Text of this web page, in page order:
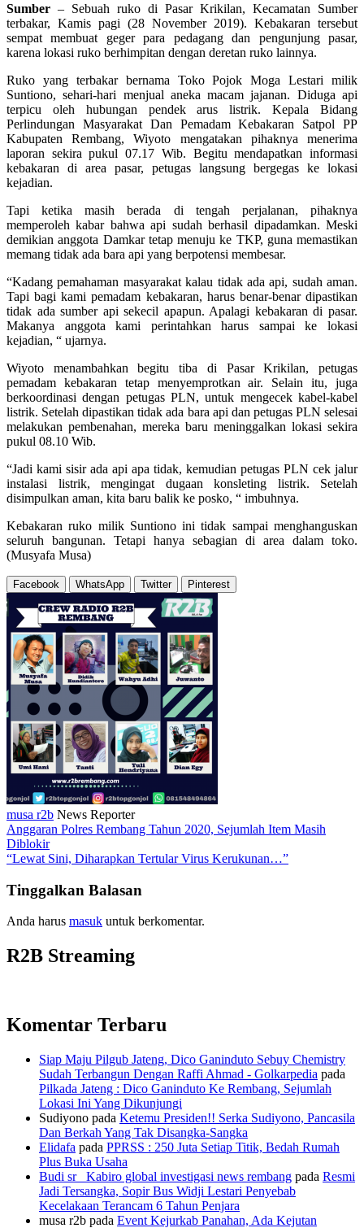
Sumber – Sebuah ruko di Pasar Krikilan, Kecamatan Sumber
terbakar, Kamis pagi (28 November 2019). Kebakaran tersebut
sempat membuat geger para pedagang dan pengunjung pasar,
karena lokasi ruko berhimpitan dengan deretan ruko lainnya.
Ruko yang terbakar bernama Toko Pojok Moga Lestari milik
Suntiono, sehari-hari menjual aneka macam jajanan. Diduga api
terpicu oleh hubungan pendek arus listrik. Kepala Bidang
Perlindungan Masyarakat Dan Pemadam Kebakaran Satpol PP
Kabupaten Rembang, Wiyoto mengatakan pihaknya menerima
laporan sekira pukul 07.17 Wib. Begitu mendapatkan informasi
kebakaran di area pasar, petugas langsung bergegas ke lokasi
kejadian.
Tapi ketika masih berada di tengah perjalanan, pihaknya
memperoleh kabar bahwa api sudah berhasil dipadamkan. Meski
demikian anggota Damkar tetap menuju ke TKP, guna memastikan
memang tidak ada bara api yang berpotensi membesar.
“Kadang pemahaman masyarakat kalau tidak ada api, sudah aman.
Tapi bagi kami pemadam kebakaran, harus benar-benar dipastikan
tidak ada sumber api sekecil apapun. Apalagi kebakaran di pasar.
Makanya anggota kami perintahkan harus sampai ke lokasi
kejadian, “ ujarnya.
Wiyoto menambahkan begitu tiba di Pasar Krikilan, petugas
pemadam kebakaran tetap menyemprotkan air. Selain itu, juga
berkoordinasi dengan petugas PLN, untuk mengecek kabel-kabel
listrik. Setelah dipastikan tidak ada bara api dan petugas PLN selesai
melakukan pembenahan, mereka baru meninggalkan lokasi sekira
pukul 08.10 Wib.
“Jadi kami sisir ada api apa tidak, kemudian petugas PLN cek jalur
instalasi listrik, mengingat dugaan konsleting listrik. Setelah
disimpulkan aman, kita baru balik ke posko, “ imbuhnya.
Kebakaran ruko milik Suntiono ini tidak sampai menghanguskan
seluruh bangunan. Tetapi hanya sebagian di area dalam toko.
(Musyafa Musa)
Facebook WhatsApp Twitter Pinterest
musa r2b News Reporter
Anggaran Polres Rembang Tahun 2020, Sejumlah Item Masih
Diblokir
“Lewat Sini, Diharapkan Tertular Virus Kerukunan…”
Tinggalkan Balasan
Anda harus masuk untuk berkomentar.
R2B Streaming
Komentar Terbaru
Siap Maju Pilgub Jateng, Dico Ganinduto Sebuy Chemistry
Sudah Terbangun Dengan Raffi Ahmad - Golkarpedia pada
Pilkada Jateng : Dico Ganinduto Ke Rembang, Sejumlah
Lokasi Ini Yang Dikunjungi
Sudiyono pada Ketemu Presiden!! Serka Sudiyono, Pancasila
Dan Berkah Yang Tak Disangka-Sangka
Elidafa pada PPRSS : 250 Juta Setiap Titik, Bedah Rumah
Plus Buka Usaha
Budi sr_ Kabiro global investigasi news rembang pada Resmi
Jadi Tersangka, Sopir Bus Widji Lestari Penyebab
Kecelakaan Terancam 6 Tahun Penjara
musa r2b pada Event Kejurkab Panahan, Ada Kejutan